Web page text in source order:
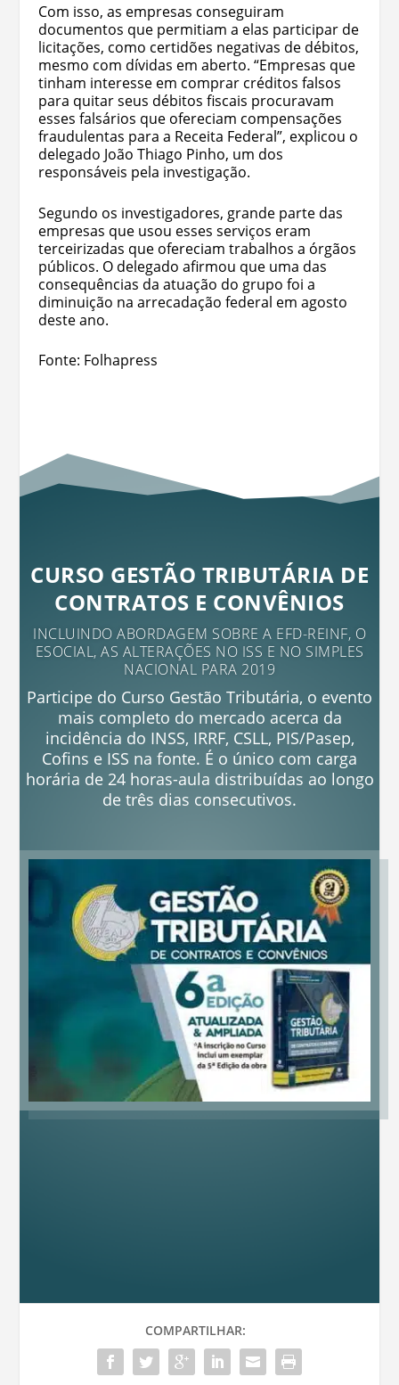
Com isso, as empresas conseguiram
documentos que permitiam a elas participar de
licitações, como certidões negativas de débitos,
mesmo com dívidas em aberto. “Empresas que
tinham interesse em comprar créditos falsos
para quitar seus débitos fiscais procuravam
esses falsários que ofereciam compensações
fraudulentas para a Receita Federal”, explicou o
delegado João Thiago Pinho, um dos
responsáveis pela investigação.
Segundo os investigadores, grande parte das
empresas que usou esses serviços eram
terceirizadas que ofereciam trabalhos a órgãos
públicos. O delegado afirmou que uma das
consequências da atuação do grupo foi a
diminuição na arrecadação federal em agosto
deste ano.
Fonte: Folhapress
CURSO GESTÃO TRIBUTÁRIA DE
CONTRATOS E CONVÊNIOS
INCLUINDO ABORDAGEM SOBRE A EFD-REINF, O
ESOCIAL, AS ALTERAÇÕES NO ISS E NO SIMPLES
NACIONAL PARA 2019
Participe do Curso Gestão Tributária, o evento
mais completo do mercado acerca da
incidência do INSS, IRRF, CSLL, PIS/Pasep,
Cofins e ISS na fonte. É o único com carga
horária de 24 horas-aula distribuídas ao longo
de três dias consecutivos.
COMPARTILHAR: